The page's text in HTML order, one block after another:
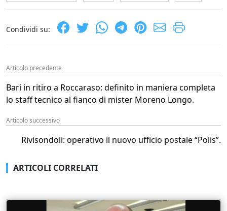
Condividi su:
Articolo precedente
Bari in ritiro a Roccaraso: definito in maniera completa
lo staff tecnico al fianco di mister Moreno Longo.
Articolo successivo
Rivisondoli: operativo il nuovo ufficio postale “Polis”.
ARTICOLI CORRELATI